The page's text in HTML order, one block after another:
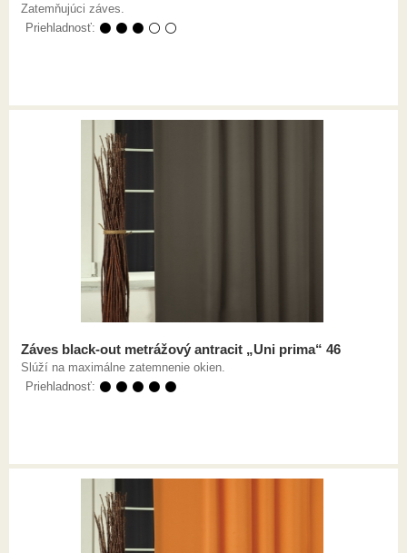
Zatemňujúci záves.
Priehladnosť: ⚫ ⚫ ⚫ ⚪ ⚪
Záves black-out metrážový antracit „Uni prima“ 46
Slúží na maximálne zatemnenie okien.
Priehladnosť: ⚫ ⚫ ⚫ ⚫ ⚫